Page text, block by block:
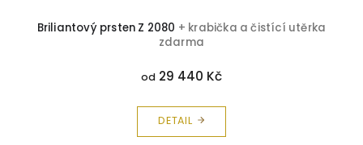
Briliantový prsten Z 2080 + krabička a čistící utěrka
zdarma
od 29 440 Kč
DETAIL